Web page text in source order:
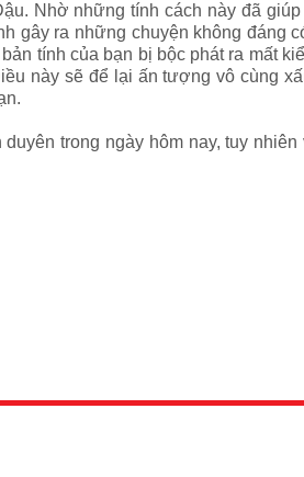
Nhờ những tính cách này đã
gây ra những chuyện không đáng
tính của bạn bị bộc phát ra mất
này sẽ để lại ấn tượng vô cùng
trong ngày hôm nay, tuy